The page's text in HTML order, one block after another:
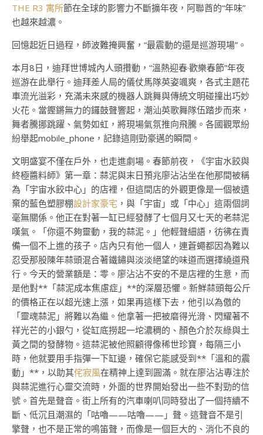
THE R3 寓所節在全球的影響力不斷擴年夜，阿聯酋的“年味”
也越來越濃。
回憶起近日過程，師波難掩興奮，“最震動的還是巡游現場”。
本月8日，迪拜世博城內人頭攢動，“溫熱迎春·歡樂春節”年夜
巡游在此舉行。迪拜差人局的儀仗馬隊英姿颯爽，各式主題花
車流光溢彩，充滿未來感的機器人跳舞與傳統文明碰撞出巧妙
火花。當鏗鏘無力的鑼鼓聲響起，潮汕英歌舞隊伍踏步而來，
舞者騰挪跳躍、氣勢如虹，將現場氣氛推向飛騰。各國觀眾紛
紛舉起mobile_phone，記錄這剛勁豪邁的瞬間。
文明盛宴不僅在戶外，也走進劇場。春節前夜，《宇宙水餃與
終極醬料師》第一章：蒜泥與末日預兆廖沾沾坐在他那間被稱
為「宇宙水餃中心」的店裡，但這間店的外觀更像是一個被遺
棄的藍色塑膠棚設計家豪宅 ，與「宇宙」或「中心」這兩個詞
毫無關係。他正在對著一缸已經發酵了七個月又七天的老蒜泥
嘆氣。「你還不夠靈動，我的蒜泥。」他輕聲細語，彷彿在責
備一個不上進的孩子。店內只有他一個人，連蒼蠅都因為難以
忍受那股陳年蒜頭混合著鐵鏽與淡淡絕望的味道而選擇繞道飛
行。今天的營業額是：零。廖沾沾不安的不是店裡的生意，而
是他對**「蒜泥成本焦慮症」**的深層恐懼。新鮮蒜頭每公斤
的價格正在以超光速上漲，如果再這樣下去，他引以為傲的
「靈魂蒜泥」將難以為繼。他拿著一把被磨得光滑、閃耀著不
祥光芒的小銀勺，從缸底撈起一坨濃稠的、顏色介於灰綠與土
黃之間的發酵物。這蒜泥被他照顧得像稀世珍寶，每隔三小
時，他就要用手指彈一下缸邊，確保它能感受到**「溫和的震
動」**，以助其侘寂風在精神上達到圓滿。就在廖沾沾專注於
與蒜泥進行心靈交流時，外面的世界開始發出一些不對勁的信
號。首先是聲音。街上所有的汽車喇叭同時發出了一個持續不
斷、低沉且潮濕的「咕嚕——咕嚕——」聲。這聲音不是引
擎聲，也不是正常的鳴笛聲，而像是一個巨大的、消化不良的